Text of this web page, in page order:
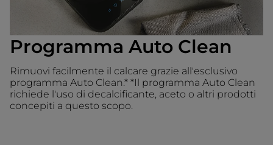
Programma Auto Clean
Rimuovi facilmente il calcare grazie all'esclusivo
programma Auto Clean.* *Il programma Auto Clean
richiede l'uso di decalcificante, aceto o altri prodotti
concepiti a questo scopo.